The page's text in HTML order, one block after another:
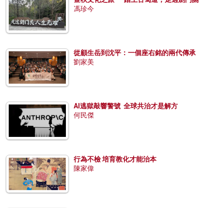
馮珍今
從顧生岳到沈平：一個座右銘的兩代傳承
劉家美
AI逃獄敲響警號 全球共治才是解方
何民傑
行為不檢 培育教化才能治本
陳家偉